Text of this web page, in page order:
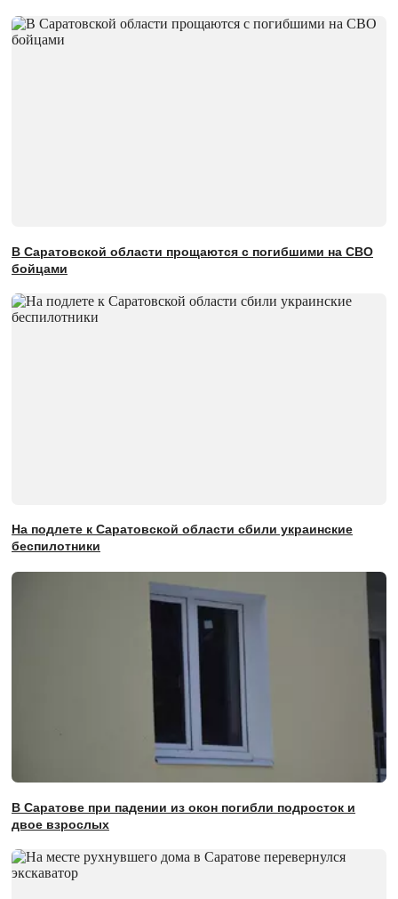
В Саратовской области прощаются с погибшими на СВО
бойцами
На подлете к Саратовской области сбили украинские
беспилотники
В Саратове при падении из окон погибли подросток и
двое взрослых